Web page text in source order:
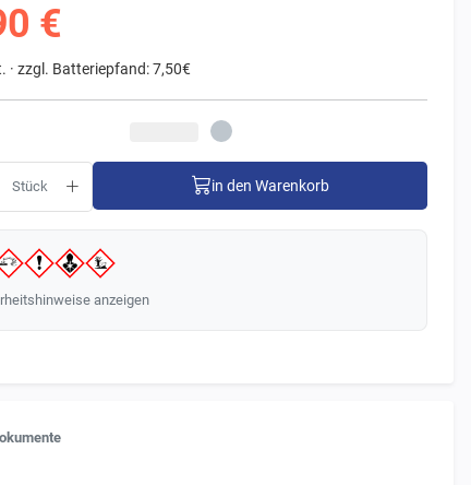
€
· zzgl. Batteriepfand: 7,50€
Stück in den Warenkorb
anzeigen